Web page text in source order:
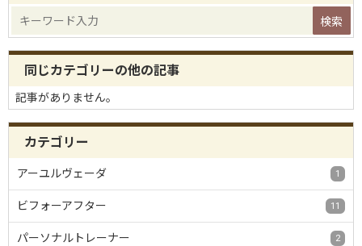
同じカテゴリーの他の記事
記事がありません。
カテゴリー
アーユルヴェーダ 1
ビフォーアフター 11
パーソナルトレーナー 2